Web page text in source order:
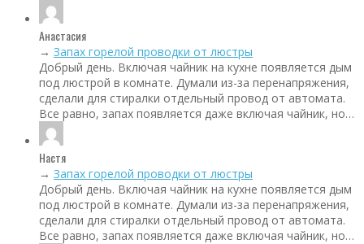
Анастасия
→ Запах горелой проводки от люстры
Добрый день. Включая чайник на кухне появляется дым
под люстрой в комнате. Думали из-за перенапряжения,
сделали для стиралки отдельный провод от автомата.
Все равно, запах появляется даже включая чайник, но…
Настя
→ Запах горелой проводки от люстры
Добрый день. Включая чайник на кухне появляется дым
под люстрой в комнате. Думали из-за перенапряжения,
сделали для стиралки отдельный провод от автомата.
Все равно, запах появляется даже включая чайник, но…